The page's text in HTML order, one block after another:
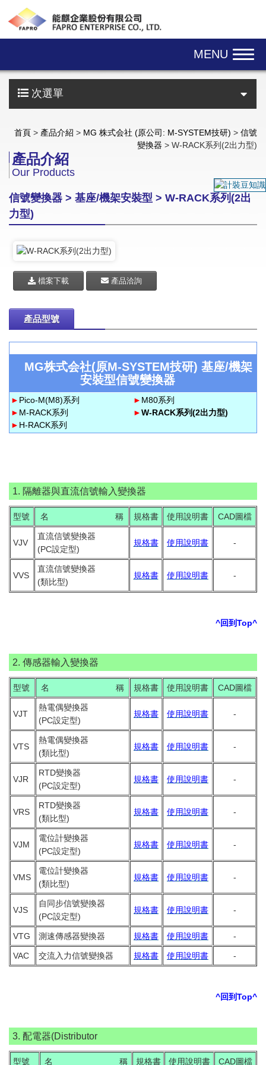
MENU
次選單
首頁 > 產品介紹 > MG 株式会社 (原公司: M-SYSTEM技研) > 信號
變換器 > W-RACK系列(2出力型)
產品介紹
Our Products
信號變換器 > 基座/機架安裝型 > W-RACK系列(2出
力型)
檔案下載 產品洽詢
產品型號
MG株式会社(原M-SYSTEM技研) 基座/機架
安裝型信號變換器
► Pico-M(M8)系列 ► M80系列
► M-RACK系列 ►W-RACK系列(2出力型)
► H-RACK系列
1. 隔離器與直流信號輸入變換器
型號 名 稱 規格書 使用說明書 CAD圖檔
VJV
直流信號變換器
(PC設定型)
規格書 使用說明書 -
VVS
直流信號變換器
(類比型)
規格書 使用說明書 -
^回到Top^
2. 傳感器輸入變換器
型號 名 稱 規格書 使用說明書 CAD圖檔
VJT
熱電偶變換器
(PC設定型)
規格書 使用說明書 -
VTS
熱電偶變換器
(類比型)
規格書 使用說明書 -
VJR
RTD變換器
(PC設定型)
規格書 使用說明書 -
VRS
RTD變換器
(類比型)
規格書 使用說明書 -
VJM
電位計變換器
(PC設定型)
規格書 使用說明書 -
VMS
電位計變換器
(類比型)
規格書 使用說明書 -
VJS
自同步信號變換器
(PC設定型)
規格書 使用說明書 -
VTG 測速傳感器變換器 規格書 使用說明書 -
VAC 交流入力信號變換器 規格書 使用說明書 -
^回到Top^
3. 配電器(Distributor
型號 名 稱 規格書 使用說明書 CAD圖檔